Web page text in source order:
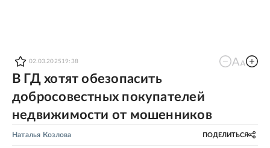
02.03.2025 19:38
В ГД хотят обезопасить
добросовестных покупателей
недвижимости от мошенников
Наталья Козлова ПОДЕЛИТЬСЯ